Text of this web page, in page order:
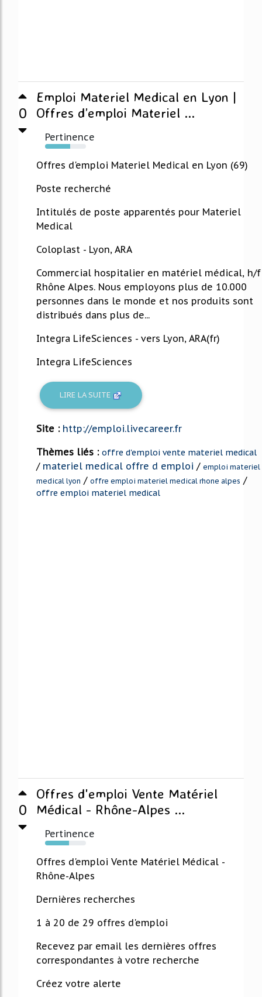
0
Emploi Materiel Medical en Lyon |
Offres d’emploi Materiel ...
Pertinence
62%
Offres d'emploi Materiel Medical en Lyon (69)
Poste recherché
Intitulés de poste apparentés pour Materiel
Medical
Coloplast - Lyon, ARA
Commercial hospitalier en matériel médical, h/f
Rhône Alpes. Nous employons plus de 10.000
personnes dans le monde et nos produits sont
distribués dans plus de...
Integra LifeSciences - vers Lyon, ARA(fr)
Integra LifeSciences
LIRE LA SUITE
Site : http://emploi.livecareer.fr
Thèmes liés : offre d'emploi vente materiel medical
/ materiel medical offre d emploi / emploi materiel
medical lyon / offre emploi materiel medical rhone alpes /
offre emploi materiel medical
0
Offres d'emploi Vente Matériel
Médical - Rhône-Alpes ...
Pertinence
59%
Offres d'emploi Vente Matériel Médical -
Rhône-Alpes
Dernières recherches
1 à 20 de 29 offres d'emploi
Recevez par email les dernières offres
correspondantes à votre recherche
Créez votre alerte